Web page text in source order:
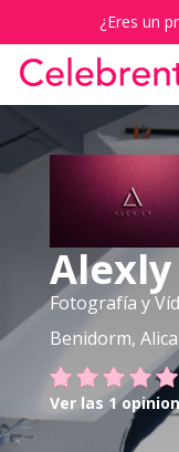
¿Eres un
Fotografía y
Benidorm,
Ver las 1